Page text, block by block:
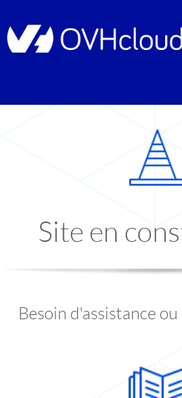
Site en
Besoin d'assistance